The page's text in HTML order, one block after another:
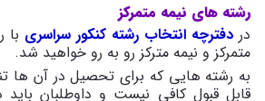
رشته های نیمه متمرکز
در دفترچه انتخاب رشته کنکور سراسری با
متمرکز و نیمه مترکز رو به رو خواهید شد.
به رشته هایی که برای تحصیل در آن ها
قابل قبول کافی نیست و داوطلبان